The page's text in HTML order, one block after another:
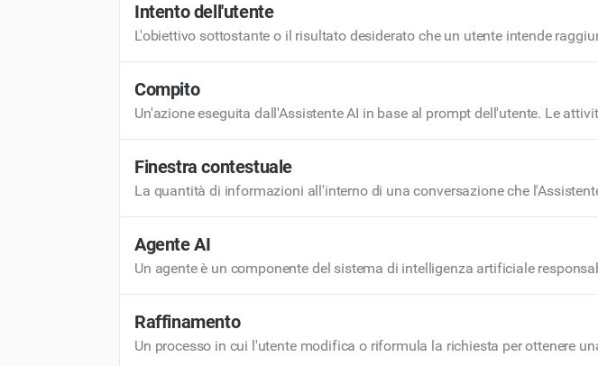
Intento dell'utente
L'obiettivo sottostante o il risultato desiderato che un utente intende
Compito
Un'azione eseguita dall'Assistente AI in base al prompt dell'utente. Le
dall'Assistente AI.
Finestra contestuale
La quantità di informazioni all'interno di una conversazione che
token, che determinano a quale parte della conversazione l'IA può fare
Agente AI
Un agente è un componente del sistema di intelligenza artificiale
come l'invio di notifiche o l'analisi dei dati. Gli agenti lavorano all'interno
altri componenti come database o interfacce utente per offrire esperienze
Raffinamento
Un processo in cui l'utente modifica o riformula la richiesta per ottenere